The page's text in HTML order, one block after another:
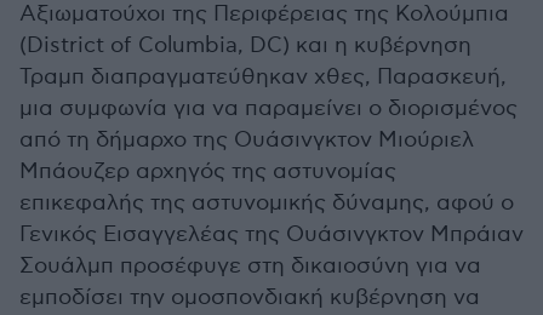
Αξιωματούχοι της Περιφέρειας της Κολούμπια
(District of Columbia, DC) και η κυβέρνηση
Τραμπ διαπραγματεύθηκαν χθες, Παρασκευή,
μια συμφωνία για να παραμείνει ο διορισμένος
από τη δήμαρχο της Ουάσινγκτον Μιούριελ
Μπάουζερ αρχηγός της αστυνομίας
επικεφαλής της αστυνομικής δύναμης, αφού ο
Γενικός Εισαγγελέας της Ουάσινγκτον Μπράιαν
Σουάλμπ προσέφυγε στη δικαιοσύνη για να
εμποδίσει την ομοσπονδιακή κυβέρνηση να